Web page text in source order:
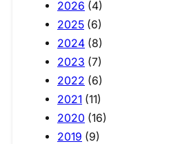
2026 (4)
2025 (6)
2024 (8)
2023 (7)
2022 (6)
2021 (11)
2020 (16)
2019 (9)